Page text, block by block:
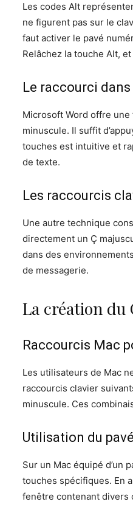
Les codes Alt
ne figurent pas sur le
faut activer le pavé
Relâchez la touche Alt,
Le raccourci
Microsoft Word offre
minuscule. Il suffit
touches est intuitive et
de texte.
Les raccourcis
Une autre technique
directement un Ç
dans des
de messagerie.
La création du
Raccourcis Mac
Les utilisateurs de Mac
raccourcis clavier
minuscule. Ces
Utilisation du
Sur un Mac équipé d’un
touches spécifiques. En
fenêtre contenant divers